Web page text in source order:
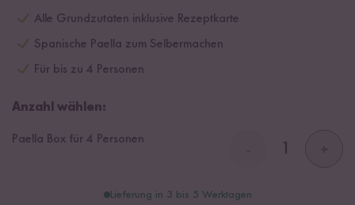
Alle Grundzutaten inklusive Rezeptkarte
Spanische Paella zum Selbermachen
Für bis zu 4 Personen
Anzahl wählen:
Paella Box für 4 Personen
Lieferung in 3 bis 5 Werktagen